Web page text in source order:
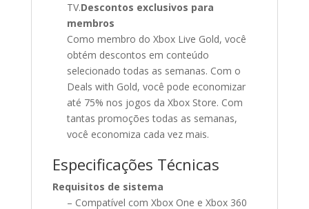
TV.Descontos exclusivos para
membros
Como membro do Xbox Live Gold, você
obtém descontos em conteúdo
selecionado todas as semanas. Com o
Deals with Gold, você pode economizar
até 75% nos jogos da Xbox Store. Com
tantas promoções todas as semanas,
você economiza cada vez mais.
Especificações Técnicas
Requisitos de sistema
– Compatível com Xbox One e Xbox 360